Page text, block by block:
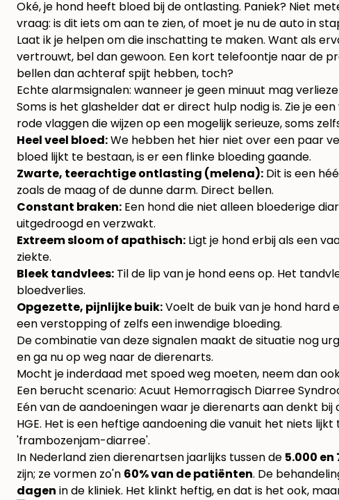
Oké, je hond heeft bloed bij de ontlasting. Paniek? Niet
vraag: is dit iets om aan te zien, of moet je nu de auto in
Laat ik je helpen om die inschatting te maken. Want als
vertrouwt, bel dan gewoon. Een kort telefoontje naar de
bellen dan achteraf spijt hebben, toch?
Echte alarmsignalen: wanneer je geen minuut mag
Soms is het glashelder dat er direct hulp nodig is. Zie je
rode vlaggen die wijzen op een mogelijk serieuze, soms
Heel veel bloed:We hebben het hier niet over een paar
bloed lijkt te bestaan, is er een flinke bloeding gaande.
Zwarte, teerachtige ontlasting (melena): Dit is een
zoals de maag of de dunne darm. Direct bellen.
Constant braken: Een hond die niet alleen bloederige
uitgedroogd en verzwakt.
Extreem sloom of apathisch: Ligt je hond erbij als een
ziekte.
Bleek tandvlees: Til de lip van je hond eens op. Het
bloedverlies.
Opgezette, pijnlijke buik:Voelt de buik van je hond hard
een verstopping of zelfs een inwendige bloeding.
De combinatie van deze signalen maakt de situatie nog
en ga nu op weg naar de dierenarts.
Mocht je inderdaad met spoed weg moeten, neem dan
Een berucht scenario: Acuut Hemorragisch Diarree
Eén van de aandoeningen waar je dierenarts aan denkt bij
HGE. Het is een heftige aandoening die vanuit het niets
'frambozenjam-diarree'.
In Nederland zien dierenartsen jaarlijks tussen de 5.000 en
zijn; ze vormen zo'n 60% van de patiënten. De
dagen in de kliniek. Het klinkt heftig, en dat is het ook,